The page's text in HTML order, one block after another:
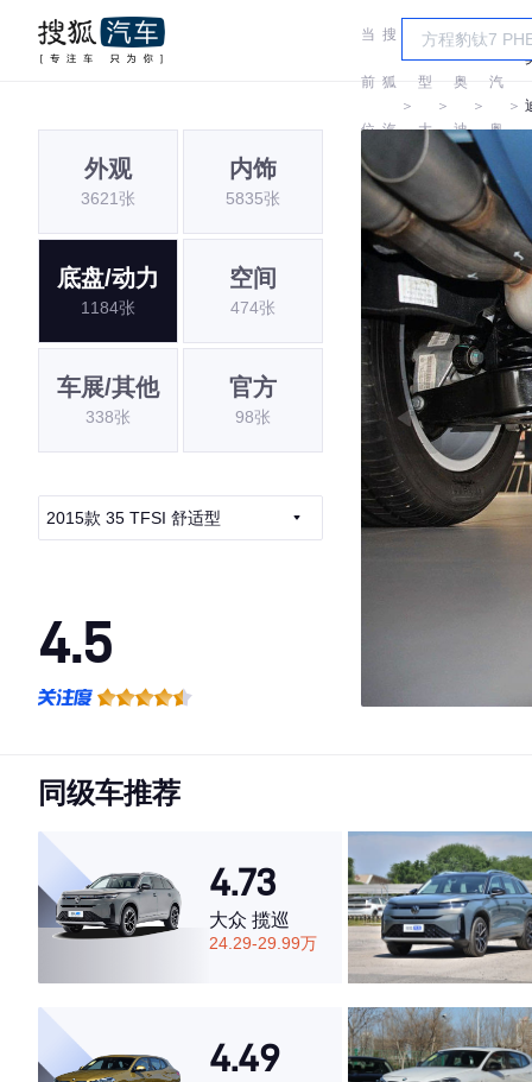
当
前
位
置:
搜
狐
汽
车
＞
车
型
大
＞
奥
迪
＞
一
汽
奥
迪
＞
外观
3621张
内饰
5835张
底盘/动力
1184张
空间
474张
车展/其他
338张
官方
98张
2015款 35 TFSI 舒适型
4.5
·空间表现一般，低于91%同级车
同级车推荐
4.73
大众 揽巡
24.29-29.99万
4.49